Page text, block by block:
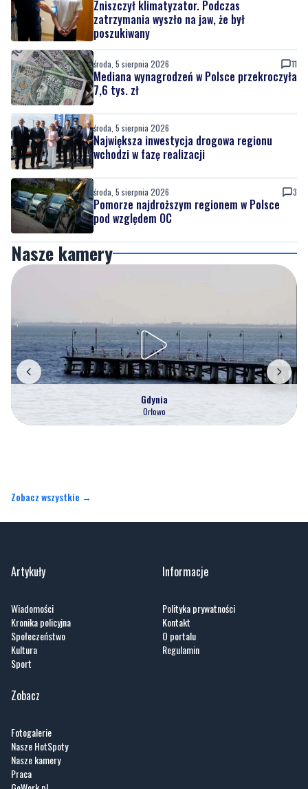
środa, 5 sierpnia 2026
Mediana wynagrodzeń w Polsce przekroczyła
7,6 tys. zł
środa, 5 sierpnia 2026
Największa inwestycja drogowa regionu
środa, 5 sierpnia 2026
Pomorze najdroższym regionem w Polsce
Nasze kamery
Gdynia
Orłowo
Artykuły
Kronika policyjna
Sport
Informacje
Kontakt
Zobacz
Nasze HotSpoty
GoWork.pl
dlafirm.pracuj.pl
Kociewie24.pl - portal informacyjny z Kociewia. Codzienna dawka najnowszych
wiadomości z Twojej okolicy. Informacje społeczne, kulturalne, sportowe z